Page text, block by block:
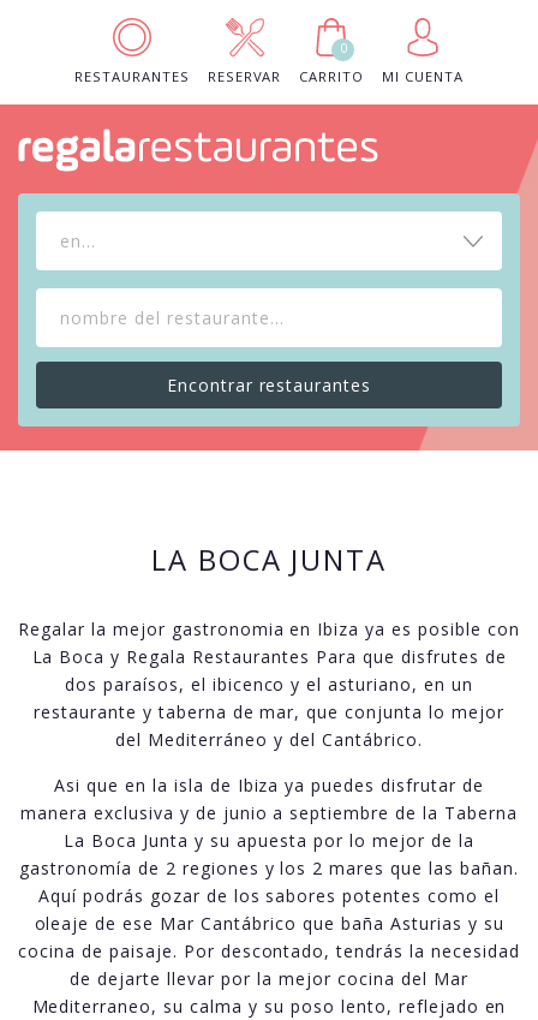
RESTAURANTES RESERVAR
0
CARRITO
MI CUENTA
en...
LA BOCA JUNTA
Regalar la mejor gastronomia en Ibiza ya es posible con
La Boca y Regala Restaurantes Para que disfrutes de
dos paraísos, el ibicenco y el asturiano, en un
restaurante y taberna de mar, que conjunta lo mejor
del Mediterráneo y del Cantábrico.
Asi que en la isla de Ibiza ya puedes disfrutar de
manera exclusiva y de junio a septiembre de la Taberna
La Boca Junta y su apuesta por lo mejor de la
gastronomía de 2 regiones y los 2 mares que las bañan.
Aquí podrás gozar de los sabores potentes como el
oleaje de ese Mar Cantábrico que baña Asturias y su
cocina de paisaje. Por descontado, tendrás la necesidad
de dejarte llevar por la mejor cocina del Mar
Mediterraneo, su calma y su poso lento, reflejado en